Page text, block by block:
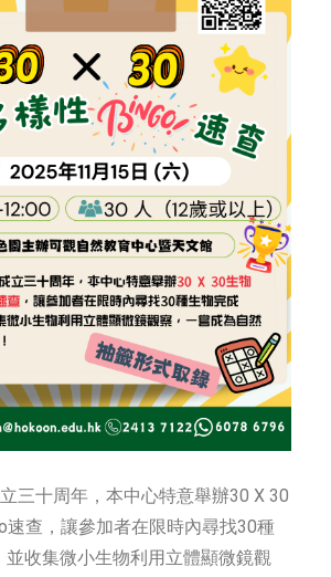
三十周年，本中心特意舉辦30 X 30
速查，讓參加者在限時內尋找30種
並收集微小生物利用立體顯微鏡觀